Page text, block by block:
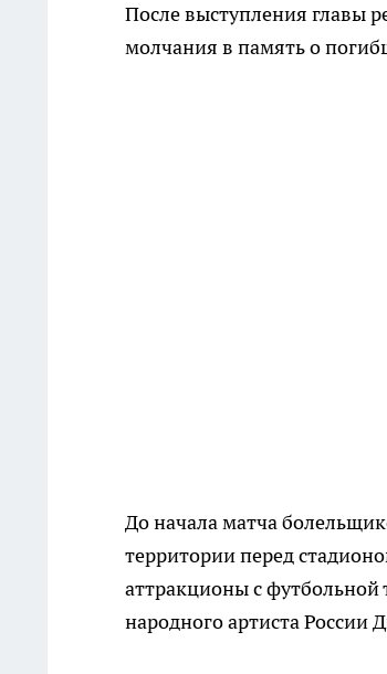
После выступления главы
молчания в память о
До начала матча
территории перед
аттракционы с футбольной
народного артиста России